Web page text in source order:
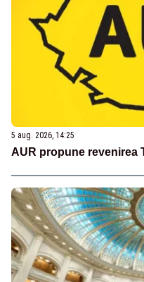
5 aug. 2026, 14:25
AUR propune revenirea